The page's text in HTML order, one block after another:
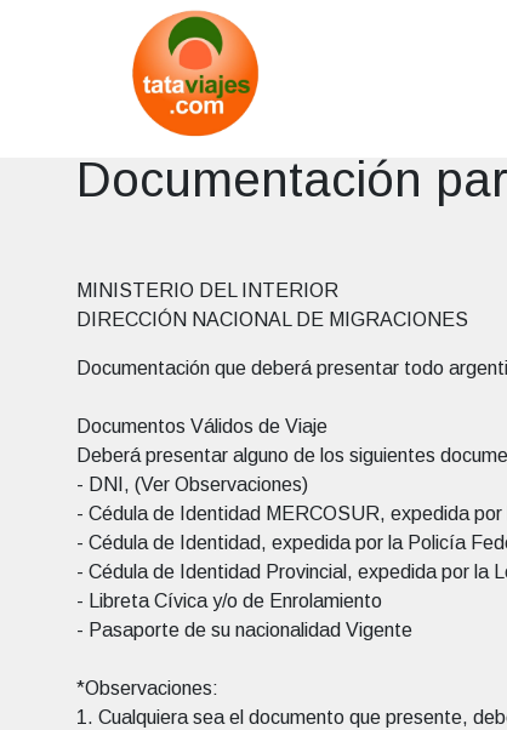
Documentación
MINISTERIO DEL INTERIOR
DIRECCIÓN NACIONAL DE MIGRACIONES
Documentación que deberá presentar todo
Documentos Válidos de Viaje
Deberá presentar alguno de los siguientes
- DNI, (Ver Observaciones)
- Cédula de Identidad MERCOSUR, expedida
- Cédula de Identidad, expedida por la Policía
- Cédula de Identidad Provincial, expedida por la
- Libreta Cívica y/o de Enrolamiento
- Pasaporte de su nacionalidad Vigente
*Observaciones:
1. Cualquiera sea el documento que presente,